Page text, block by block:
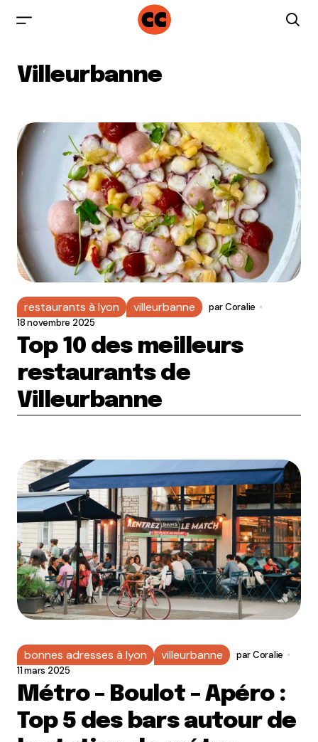
Villeurbanne
restaurants à lyon villeurbanne parCoralie
18 novembre 2025
Top 10 des meilleurs
restaurants de
Villeurbanne
bonnes adresses à lyon villeurbanne parCoralie
11 mars 2025
Métro – Boulot – Apéro :
Top 5 des bars autour de